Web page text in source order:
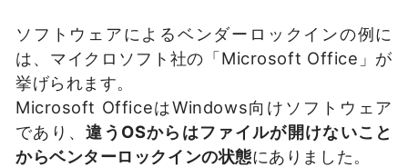
ソフトウェアによるベンダーロックインの例に
は、マイクロソフト社の「Microsoft Office」が
挙げられます。
Microsoft OfficeはWindows向けソフトウェア
であり、違うOSからはファイルが開けないこと
からベンターロックインの状態にありました。